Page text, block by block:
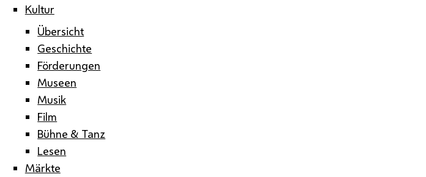
Kultur
Übersicht
Geschichte
Förderungen
Museen
Musik
Film
Bühne & Tanz
Lesen
Märkte